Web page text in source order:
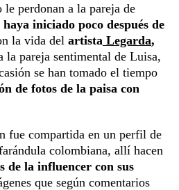
le perdonan a la pareja de
iniciado poco después de
la vida del artista Legarda,
la pareja sentimental de Luisa,
se han tomado el tiempo
de fotos de la paisa con
fue compartida en un perfil de
colombiana, allí hacen
de la influencer con sus
que según comentarios